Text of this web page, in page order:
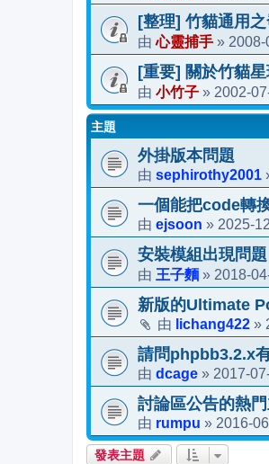
[整理] 竹貓通用
由心靈捕手 » 2008-
[重要] 關於竹貓
由 小竹子 » 2002-
主題
外掛版本問題
由 sephirothy2001
一個能把code轉
由 ejsoon » 2025-
安裝模組出現問題
由 王子麵 » 2018-
新版的Ultimate
由 lichang422 »
請問phpbb3.2.x
由 dcage » 2017-
討論區公告的熱
由 rumpu » 2016-
發表主題